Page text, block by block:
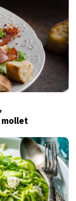
mollet